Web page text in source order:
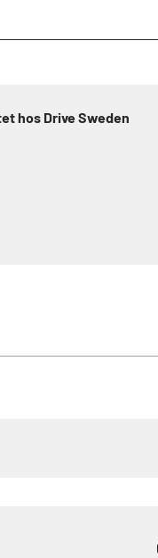
hos Drive Sweden